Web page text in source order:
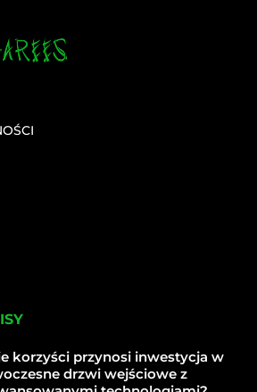
korzyści przynosi inwestycja w
drzwi wejściowe z